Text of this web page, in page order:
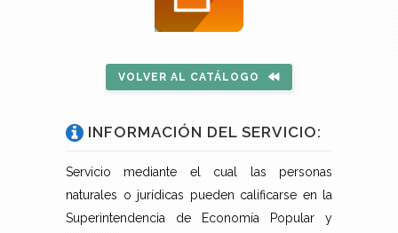
VOLVER AL CATÁLOGO
INFORMACIÓN DEL SERVICIO:
Servicio mediante el cual las personas
naturales o jurídicas pueden calificarse en la
Superintendencia de Economía Popular y